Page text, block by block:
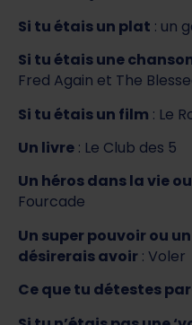
Si tu étais un plat : un
Si tu étais une
Fred Again et The
Si tu étais un film : Le
Un livre : Le Club des 5
Un héros dans la vie
Fourcade
Un super pouvoir ou
désirerais avoir : Voler
Ce que tu détestes